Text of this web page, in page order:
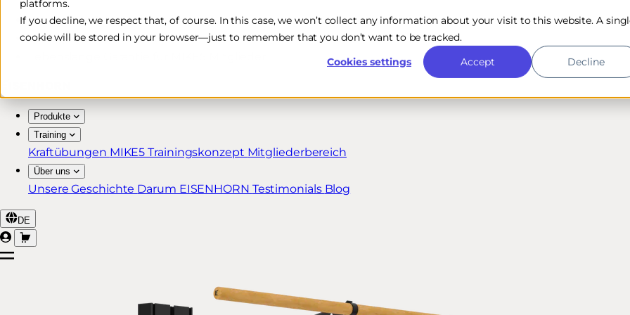
platforms.
If you decline, we respect that, of course. In this case, we won’t collect any information about your visit to this website. A
cookie will be stored in your browser—just to remember that you don’t want to be tracked.
Cookies settings
Accept Decline
Kostenlose & schnelle Lieferung*
30 Tage Rückgaberecht
Produkte
Training
Kraftübungen MIKE5 Trainingskonzept Mitgliederbereich
Über uns
Unsere Geschichte Darum EISENHORN Testimonials Blog
DE